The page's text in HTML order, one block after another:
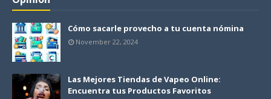
Cómo sacarle provecho a tu cuenta nómina
November 22, 2024
Las Mejores Tiendas de Vapeo Online:
Encuentra tus Productos Favoritos